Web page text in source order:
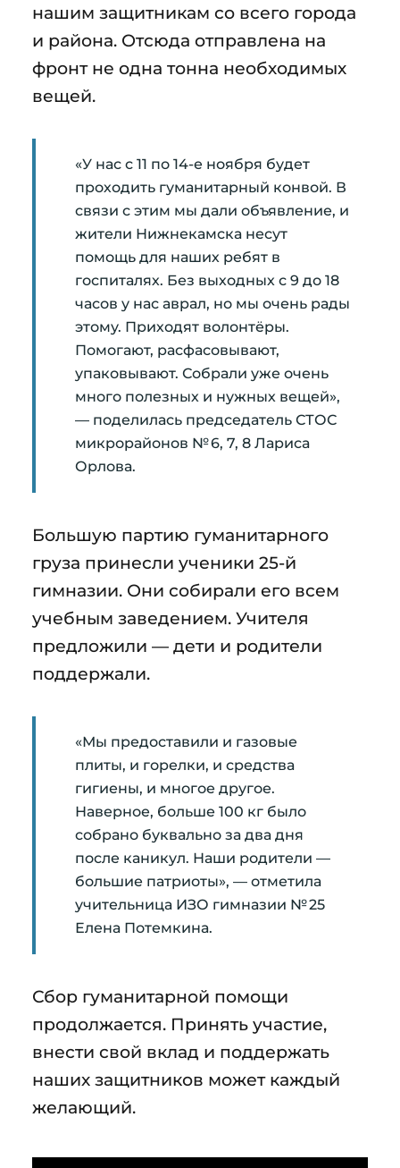
нашим защитникам со всего города
и района. Отсюда отправлена на
фронт не одна тонна необходимых
вещей.
«У нас с 11 по 14-е ноября будет
проходить гуманитарный конвой. В
связи с этим мы дали объявление, и
жители Нижнекамска несут
помощь для наших ребят в
госпиталях. Без выходных с 9 до 18
часов у нас аврал, но мы очень рады
этому. Приходят волонтёры.
Помогают, расфасовывают,
упаковывают. Собрали уже очень
много полезных и нужных вещей»,
— поделилась председатель СТОС
микрорайонов № 6, 7, 8 Лариса
Орлова.
Большую партию гуманитарного
груза принесли ученики 25-й
гимназии. Они собирали его всем
учебным заведением. Учителя
предложили — дети и родители
поддержали.
«Мы предоставили и газовые
плиты, и горелки, и средства
гигиены, и многое другое.
Наверное, больше 100 кг было
собрано буквально за два дня
после каникул. Наши родители —
большие патриоты», — отметила
учительница ИЗО гимназии № 25
Елена Потемкина.
Сбор гуманитарной помощи
продолжается. Принять участие,
внести свой вклад и поддержать
наших защитников может каждый
желающий.